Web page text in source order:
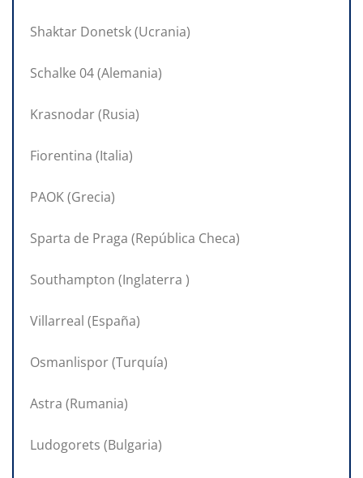
Shaktar Donetsk (Ucrania)
Schalke 04 (Alemania)
Krasnodar (Rusia)
Fiorentina (Italia)
PAOK (Grecia)
Sparta de Praga (República Checa)
Southampton (Inglaterra )
Villarreal (España)
Osmanlispor (Turquía)
Astra (Rumania)
Ludogorets (Bulgaria)